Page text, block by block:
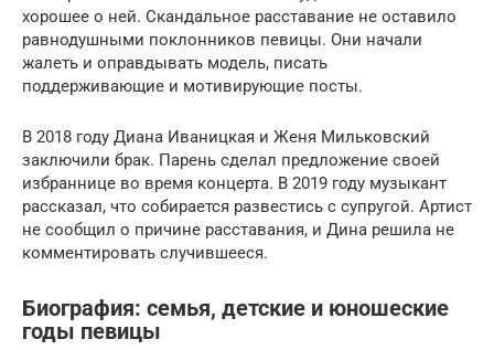
хорошее о ней. Скандальное расставание не оставило
равнодушными поклонников певицы. Они начали
жалеть и оправдывать модель, писать
поддерживающие и мотивирующие посты.
В 2018 году Диана Иваницкая и Женя Мильковский
заключили брак. Парень сделал предложение своей
избраннице во время концерта. В 2019 году музыкант
рассказал, что собирается развестись с супругой. Артист
не сообщил о причине расставания, и Дина решила не
комментировать случившееся.
Биография: семья, детские и юношеские
годы певицы